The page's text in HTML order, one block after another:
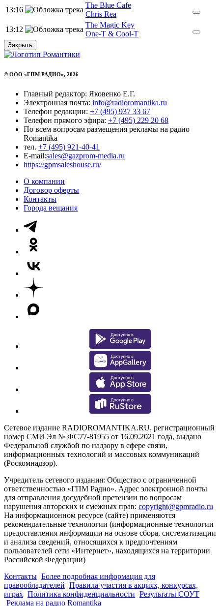
13:16
The Blue Cafe
Chris Rea
13:12
The Magic Key
One-T & Cool-T
Закрыть
© ООО «ГПМ РАДИО», 2026
Главный редактор: Яковенко Е.Г.
Электронная почта: info@radioromantika.ru
Телефон редакции: +7 (495) 937 33 67
Телефон прямого эфира: +7 (495) 229 20 68
По всем вопросам размещения рекламы на радио
Romantika
тел. +7 (495) 921-40-41
E-mail:sales@gazprom-media.ru
https://gpmsaleshouse.ru/
О компании
Договор оферты
Контакты
Города вещания
Сетевое издание RADIOROMANTIKA.RU, регистрационный
номер СМИ Эл № ФС77-81955 от 16.09.2021 года, выдано
Федеральной службой по надзору в сфере связи,
информационных технологий и массовых коммуникаций
(Роскомнадзор).
Учредитель сетевого издания: Общество с ограниченной
ответственностью «ГПМ Радио». Адрес электронной почты
для отправления досудебной претензии по вопросам
нарушения авторских и смежных прав: copyright@gpmradio.ru
На информационном ресурсе (сайте) применяются
рекомендательные технологии (информационные технологии
предоставления информации на основе сбора, систематизации
и анализа сведений, относящихся к предпочтениям
пользователей сети «Интернет», находящихся на территории
Российской Федерации)
Контакты Более подробная информация для
правообладателей Правила участия в акциях, конкурсах,
играх Политика конфиденциальности Результаты СОУТ
Реклама на радио Romantika